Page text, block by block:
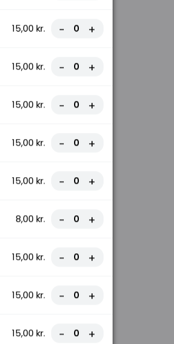
15,00 kr. - +
15,00 kr. - +
15,00 kr. - +
15,00 kr. - +
15,00 kr. - +
8,00 kr. - +
15,00 kr. - +
15,00 kr. - +
15,00 kr. - +